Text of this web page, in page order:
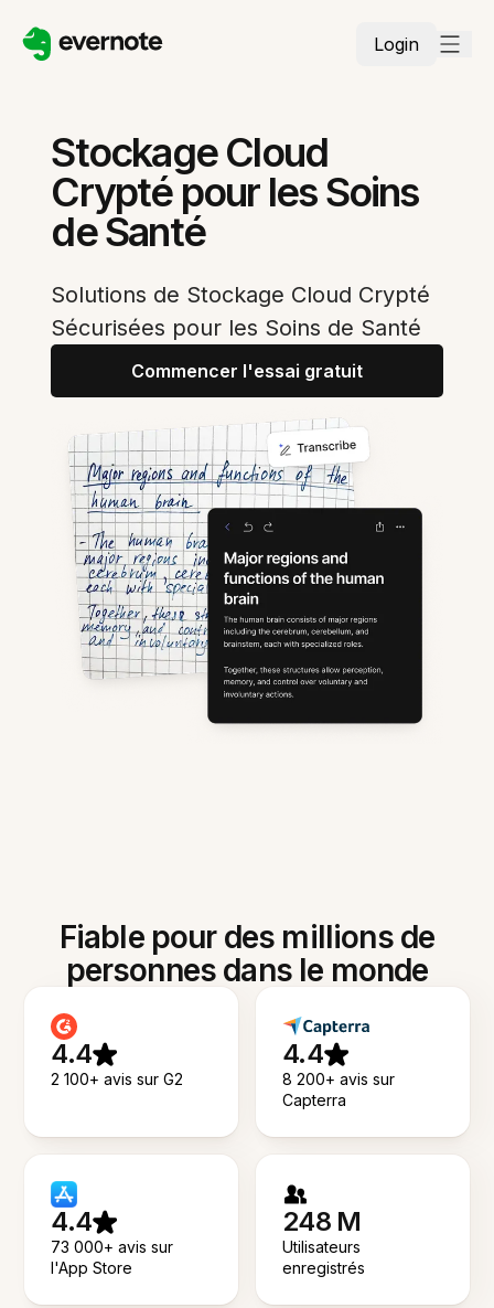
Login
Stockage Cloud
Crypté pour les Soins
de Santé
Solutions de Stockage Cloud Crypté
Sécurisées pour les Soins de Santé
Commencer l'essai gratuit
Fiable pour des millions de
personnes dans le monde
4.4
2 100+ avis sur G2
4.4
8 200+ avis sur
Capterra
4.4
73 000+ avis sur
l'App Store
248 M
Utilisateurs
enregistrés